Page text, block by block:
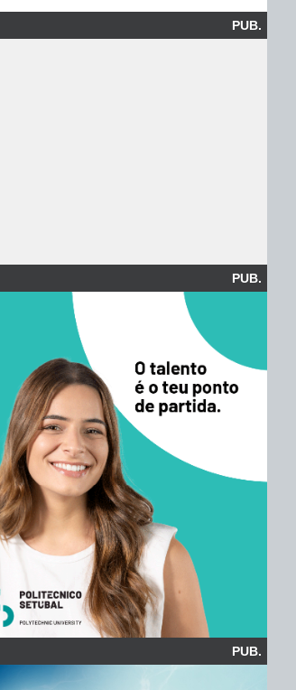
PUB.
PUB.
PUB.